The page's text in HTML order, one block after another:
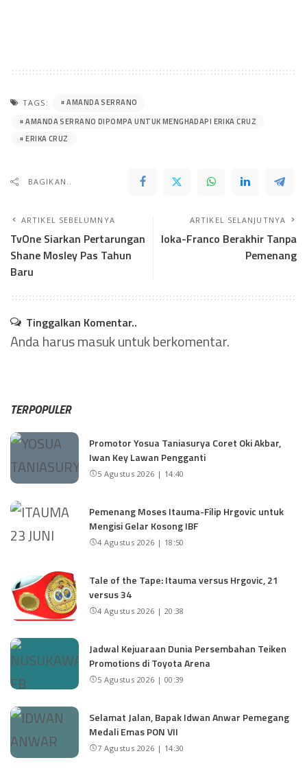
TAGS:
AMANDA SERRANO
AMANDA SERRANO DIPOMPA UNTUK MENGHADAPI ERIKA CRUZ
ERIKA CRUZ
BAGIKAN..
ARTIKEL SEBELUMNYA
TvOne Siarkan Pertarungan
Shane Mosley Pas Tahun
Baru
ARTIKEL SELANJUTNYA
Ioka-Franco Berakhir Tanpa
Pemenang
Tinggalkan Komentar..
Anda harusmasukuntuk berkomentar.
TERPOPULER
Promotor Yosua Taniasurya Coret Oki Akbar,
Iwan Key Lawan Pengganti
5 Agustus 2026 | 14:40
Pemenang Moses Itauma-Filip Hrgovic untuk
Mengisi Gelar Kosong IBF
4 Agustus 2026 | 18:50
Tale of the Tape: Itauma versus Hrgovic, 21
versus 34
4 Agustus 2026 | 20:38
Jadwal Kejuaraan Dunia Persembahan Teiken
Promotions di Toyota Arena
5 Agustus 2026 | 00:39
Selamat Jalan, Bapak Idwan Anwar Pemegang
Medali Emas PON VII
7 Agustus 2026 | 14:30